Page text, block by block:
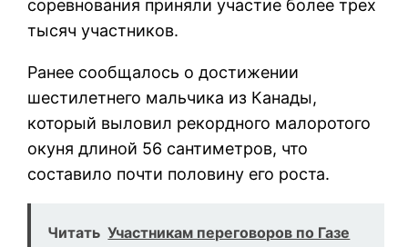
соревнования приняли участие более трех
тысяч участников.
Ранее сообщалось о достижении
шестилетнего мальчика из Канады,
который выловил рекордного малоротого
окуня длиной 56 сантиметров, что
составило почти половину его роста.
Читать Участникам переговоров по Газе